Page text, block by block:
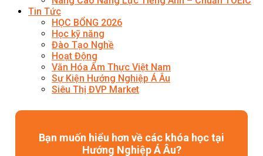
Tin Tức
HỌC BỔNG 2026
Học kỹ năng
Đào Tạo Nghề
Hoạt Động
Văn Hóa Ẩm Thực Việt Nam
Sự Kiện Hướng Nghiệp Á Âu
Siêu Thị ĐVP Market
Bạn muốn hiểu hơn về các khóa học tại
Hướng Nghiệp Á Âu?